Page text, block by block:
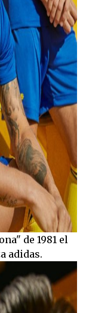
de 1981 el
adidas.